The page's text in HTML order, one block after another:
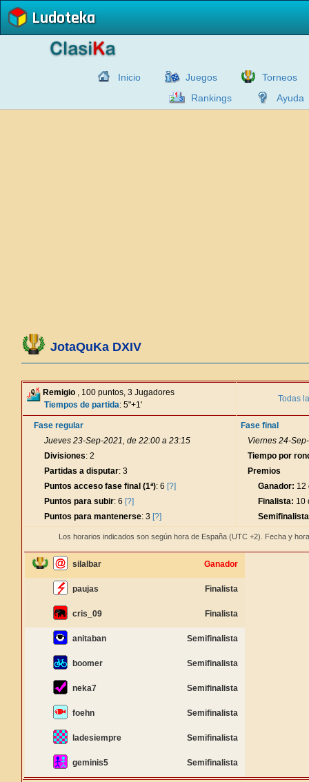
Ludoteka
Inicio Juegos
Torneos
Rankings
Ayuda
JotaQuKa DXIV
Remigio , 100 puntos, 3 Jugadores
Tiempos de partida: 5"+1'
Todas
Fase regular
Jueves 23-Sep-2021, de 22:00 a 23:15
Divisiones: 2
Partidas a disputar: 3
Puntos acceso fase final (1ª): 6 [?]
Puntos para subir: 6 [?]
Puntos para mantenerse: 3 [?]
Fase final
Viernes 24-
Tiempo por
Premios
Ganador: 12
Finalista: 10
Los horarios indicados son según hora de España (UTC +2). Fecha y
silalbar Ganador
paujas Finalista
cris_09 Finalista
anitaban Semifinalista
boomer Semifinalista
neka7 Semifinalista
foehn Semifinalista
ladesiempre Semifinalista
geminis5 Semifinalista